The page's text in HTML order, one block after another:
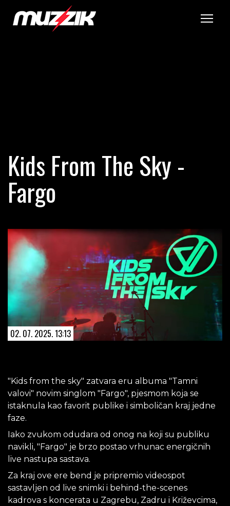
Kids From The Sky -
Fargo
02. 07. 2025. 13:13
"Kids from the sky" zatvara eru albuma "Tamni
valovi" novim singlom "Fargo", pjesmom koja se
istaknula kao favorit publike i simboličan kraj jedne
faze.
Iako zvukom odudara od onog na koji su publiku
navikli, "Fargo" je brzo postao vrhunac energičnih
live nastupa sastava.
Za kraj ove ere bend je pripremio videospot
sastavljen od live snimki i behind-the-scenes
kadrova s koncerata u Zagrebu, Zadru i Križevcima,